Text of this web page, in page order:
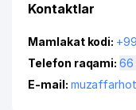
Kontaktlar
Mamlakat kodi:
Telefon raqami:
E-mail: